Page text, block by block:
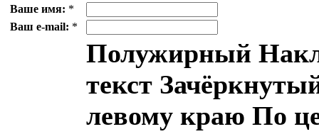
Ваше имя: *
Ваш e-mail: *
Полужирный
текст
левому краю По